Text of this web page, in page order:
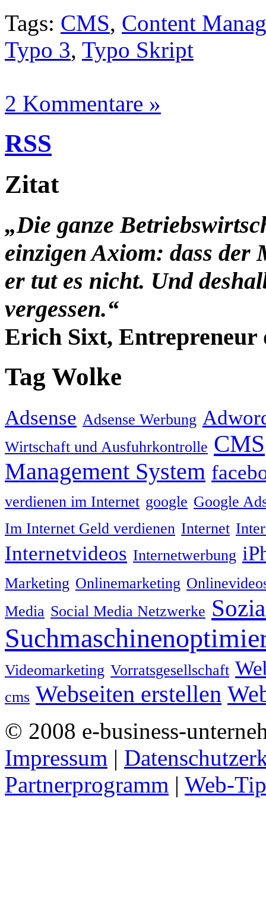
Tags: CMS, Content
Typo 3, Typo Skript
2 Kommentare »
RSS
Zitat
„Die ganze
einzigen Axiom: dass der
er tut es nicht. Und
vergessen.“
Erich Sixt, Entrepreneur
Tag Wolke
Adsense Adsense Werbung
Wirtschaft und Ausfuhrkontrolle CMS
Management System
verdienen im Internet google Google
Im Internet Geld verdienen Internet
Internetvideos Internetwerbung
Marketing Onlinemarketing
Media Social Media Netzwerke
Videomarketing Vorratsgesellschaft
cms Webseiten erstellen
© 2008 e-business-
Impressum |
Partnerprogramm | Web-